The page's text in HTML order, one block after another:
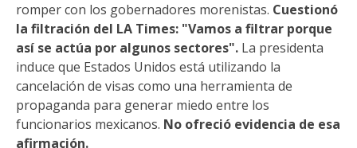
romper con los gobernadores morenistas. Cuestionó
la filtración del LA Times: "Vamos a filtrar porque
así se actúa por algunos sectores". La presidenta
induce que Estados Unidos está utilizando la
cancelación de visas como una herramienta de
propaganda para generar miedo entre los
funcionarios mexicanos. No ofreció evidencia de esa
afirmación.